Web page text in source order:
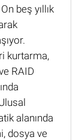
beş yıllık
kurtarma,
RAID
alanında
dosya ve